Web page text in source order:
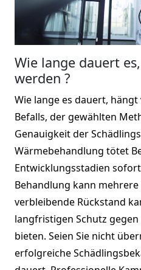
Wie lange dauert
werden ?
Wie lange es dauert,
Befalls, der gewählten
Genauigkeit der
Wärmebehandlung tötet
Entwicklungsstadien
Behandlung kann
verbleibende Rückstand
langfristigen Schutz
bieten. Seien Sie nicht
erfolgreiche